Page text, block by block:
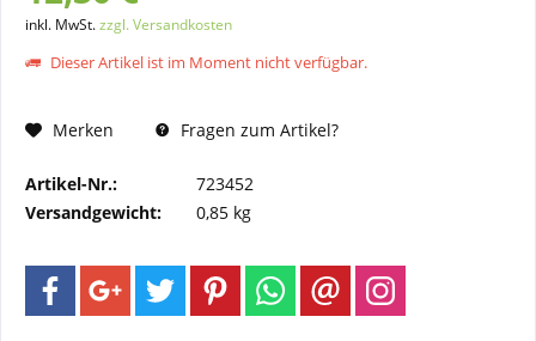
inkl. MwSt.zzgl. Versandkosten
Dieser Artikel ist im Moment nicht verfügbar.
Merken Fragen zum Artikel?
Artikel-Nr.:
723452
Versandgewicht:
0,85 kg